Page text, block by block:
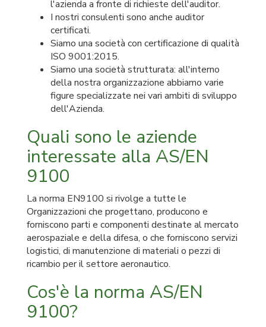
l'azienda a fronte di richieste dell'auditor.
I nostri consulenti sono anche auditor
certificati.
Siamo una società con certificazione di qualità
ISO 9001:2015.
Siamo una società strutturata: all'interno
della nostra organizzazione abbiamo varie
figure specializzate nei vari ambiti di sviluppo
dell'Azienda.
Quali sono le aziende
interessate alla AS/EN
9100
La norma EN9100 si rivolge a tutte le
Organizzazioni che progettano, producono e
forniscono parti e componenti destinate al mercato
aerospaziale e della difesa, o che forniscono servizi
logistici, di manutenzione di materiali o pezzi di
ricambio per il settore aeronautico.
Cos'è la norma AS/EN
9100?